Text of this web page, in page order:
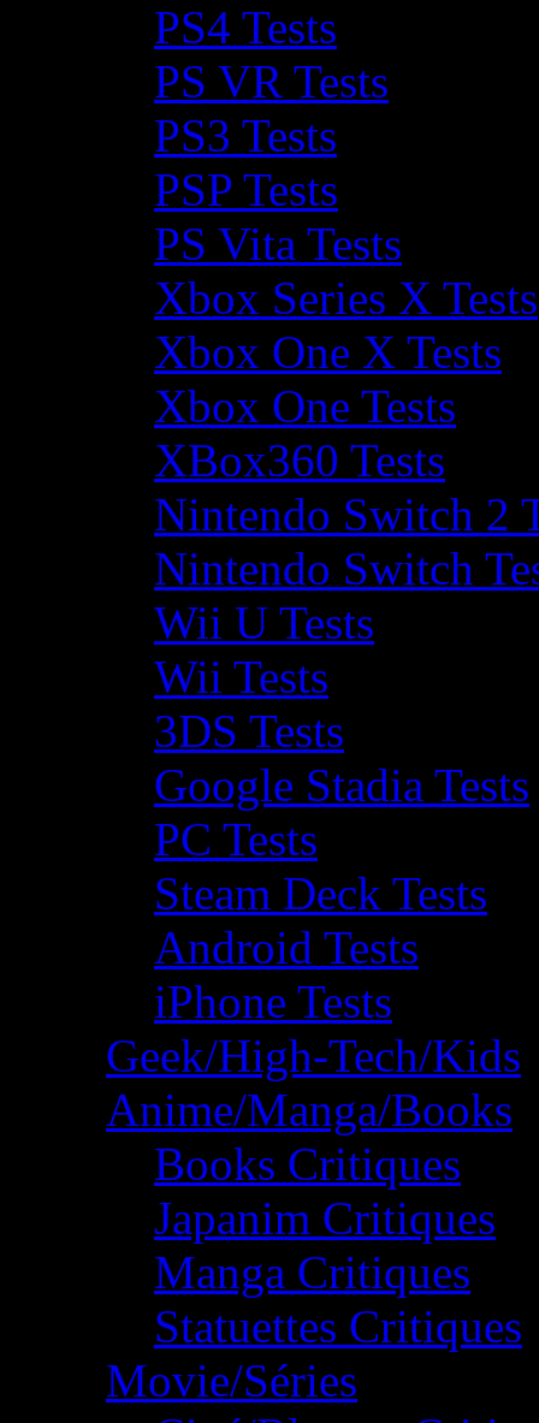
PS4 Tests
PS VR Tests
PS3 Tests
PSP Tests
PS Vita Tests
Xbox Series X Tests
Xbox One X Tests
Xbox One Tests
XBox360 Tests
Nintendo Switch 2
Nintendo Switch
Wii U Tests
Wii Tests
3DS Tests
Google Stadia Tests
PC Tests
Steam Deck Tests
Android Tests
iPhone Tests
Geek/High-Tech/Kids
Anime/Manga/Books
Books Critiques
Japanim Critiques
Manga Critiques
Statuettes Critiques
Movie/Séries